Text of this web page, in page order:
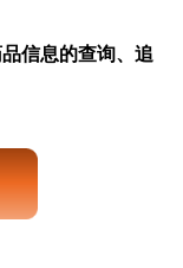
信息的查询、追